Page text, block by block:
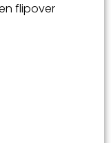
flipover